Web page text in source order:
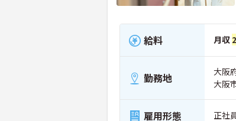
給料 月収
勤務地
大阪
大阪
雇用形態 正社